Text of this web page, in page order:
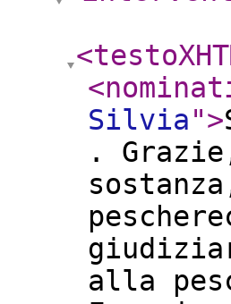
Silvia">
.
alla